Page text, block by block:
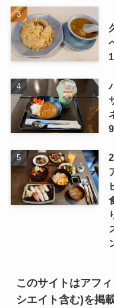
このサイトはアフ
シエイト含む)を掲